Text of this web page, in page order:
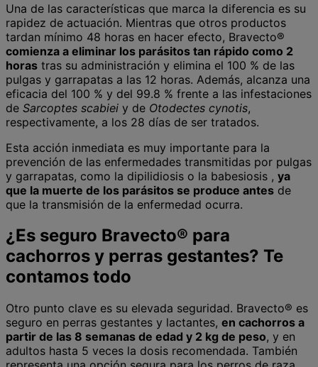
Una de las características que marca la diferencia es su
rapidez de actuación. Mientras que otros productos
tardan mínimo 48 horas en hacer efecto, Bravecto®
comienza a eliminar los parásitos tan rápido como 2
horas tras su administración y elimina el 100 % de las
pulgas y garrapatas a las 12 horas. Además, alcanza una
eficacia del 100 % y del 99.8 % frente a las infestaciones
de Sarcoptes scabiei y de Otodectes cynotis,
respectivamente, a los 28 días de ser tratados.
Esta acción inmediata es muy importante para la
prevención de las enfermedades transmitidas por pulgas
y garrapatas, como la dipilidiosis o la babesiosis , ya
que la muerte de los parásitos se produce antes de
que la transmisión de la enfermedad ocurra.
¿Es seguro Bravecto® para
cachorros y perras gestantes? Te
contamos todo
Otro punto clave es su elevada seguridad. Bravecto® es
seguro en perras gestantes y lactantes, en cachorros a
partir de las 8 semanas de edad y 2 kg de peso, y en
adultos hasta 5 veces la dosis recomendada. También